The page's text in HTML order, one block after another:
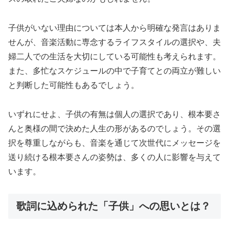
子供がいない理由については本人から明確な発言はありま
せんが、音楽活動に専念するライフスタイルの選択や、夫
婦二人での生活を大切にしている可能性も考えられます。
また、多忙なスケジュールの中で子育てとの両立が難しい
と判断した可能性もあるでしょう。
いずれにせよ、子供の有無は個人の選択であり、根本要さ
んと奥様の間で決めた人生の形があるのでしょう。その選
択を尊重しながらも、音楽を通じて次世代にメッセージを
送り続ける根本要さんの姿勢は、多くの人に影響を与えて
います。
歌詞に込められた「子供」への思いとは？